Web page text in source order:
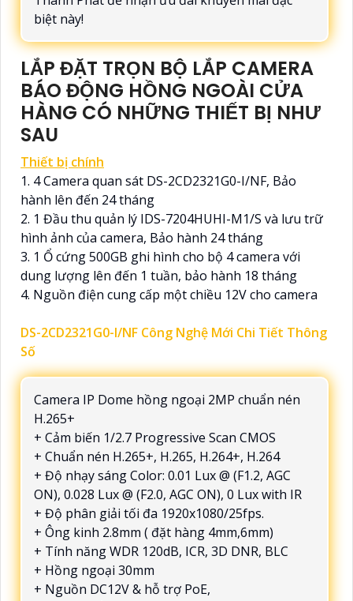
biệt này!
LẮP ĐẶT TRỌN BỘ LẮP CAMERA
BÁO ĐỘNG HỒNG NGOÀI CỬA
HÀNG CÓ NHỮNG THIẾT BỊ NHƯ
SAU
Thiết bị chính
1. 4 Camera quan sát DS-2CD2321G0-I/NF, Bảo
hành lên đến 24 tháng
2. 1 Đầu thu quản lý IDS-7204HUHI-M1/S và lưu trữ
hình ảnh của camera, Bảo hành 24 tháng
3. 1 Ổ cứng 500GB ghi hình cho bộ 4 camera với
dung lượng lên đến 1 tuần, bảo hành 18 tháng
4. Nguồn điện cung cấp một chiều 12V cho camera
DS-2CD2321G0-I/NF Công Nghệ Mới Chi Tiết Thông
Số
Camera IP Dome hồng ngoại 2MP chuẩn nén
H.265+
+ Cảm biến 1/2.7 Progressive Scan CMOS
+ Chuẩn nén H.265+, H.265, H.264+, H.264
+ Độ nhạy sáng Color: 0.01 Lux @ (F1.2, AGC
ON), 0.028 Lux @ (F2.0, AGC ON), 0 Lux with IR
+ Độ phân giải tối đa 1920x1080/25fps.
+ Ông kinh 2.8mm ( đặt hàng 4mm,6mm)
+ Tính năng WDR 120dB, ICR, 3D DNR, BLC
+ Hồng ngoại 30mm
+ Nguồn DC12V & hỗ trợ PoE,